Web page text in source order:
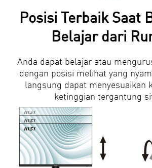
Posisi Terbaik Saat
Belajar dari
Anda dapat belajar atau
dengan posisi melihat yang
langsung dapat menyesuaikan
ketinggian tergantung